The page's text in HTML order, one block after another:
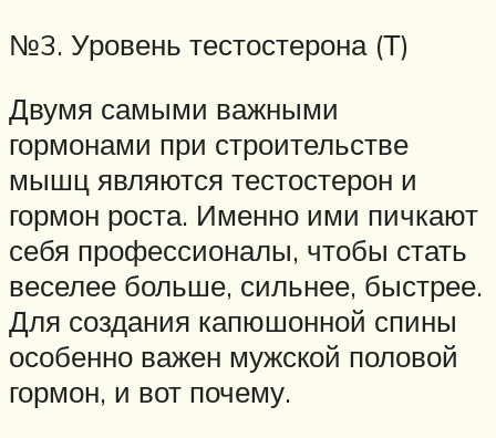
№3. Уровень тестостерона (Т)
Двумя самыми важными
гормонами при строительстве
мышц являются тестостерон и
гормон роста. Именно ими пичкают
себя профессионалы, чтобы стать
веселее больше, сильнее, быстрее.
Для создания капюшонной спины
особенно важен мужской половой
гормон, и вот почему.